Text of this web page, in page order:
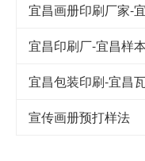
宜昌画册印刷厂家-
宜昌印刷厂-宜昌样
宜昌包装印刷-宜昌
宣传画册预打样法